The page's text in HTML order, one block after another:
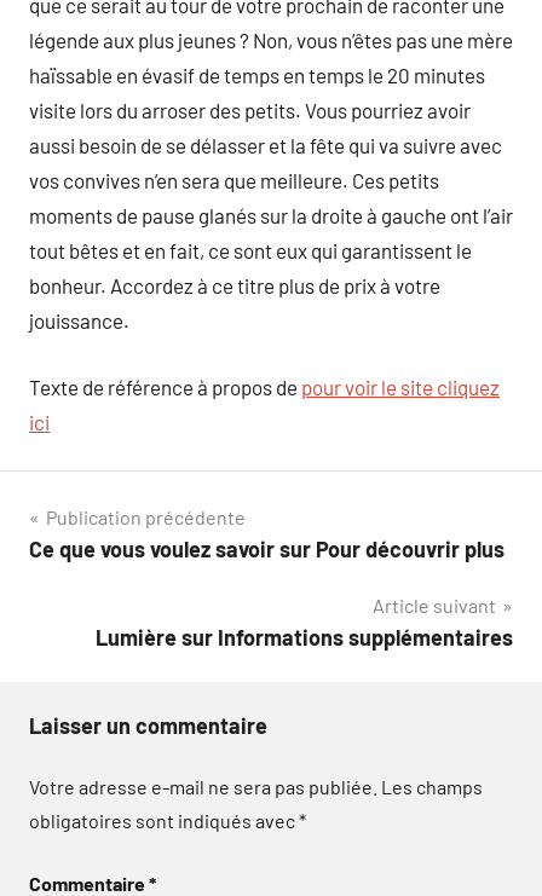
que ce serait au tour de votre prochain de raconter une
légende aux plus jeunes ? Non, vous n’êtes pas une mère
haïssable en évasif de temps en temps le 20 minutes
visite lors du arroser des petits. Vous pourriez avoir
aussi besoin de se délasser et la fête qui va suivre avec
vos convives n’en sera que meilleure. Ces petits
moments de pause glanés sur la droite à gauche ont l’air
tout bêtes et en fait, ce sont eux qui garantissent le
bonheur. Accordez à ce titre plus de prix à votre
jouissance.
Texte de référence à propos de pour voir le site cliquez
ici
Navigation
de
Publication précédente
Ce que vous voulez savoir sur Pour découvrir plus
Article suivant
Lumière sur Informations supplémentaires
Laisser un commentaire
Votre adresse e-mail ne sera pas publiée. Les champs
obligatoires sont indiqués avec*
Commentaire*